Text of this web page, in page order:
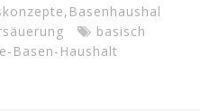
, Basenhaushal
basisch
Basen-Haushalt